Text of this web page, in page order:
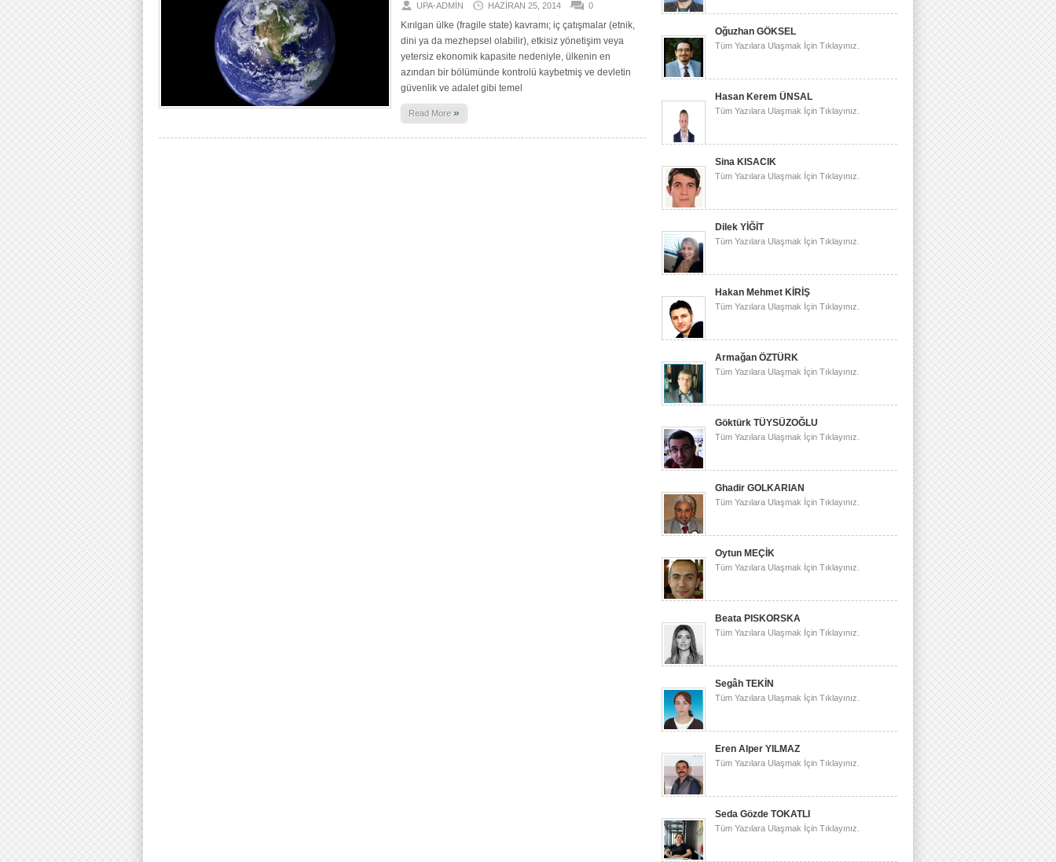
UPA-ADMIN HAZIRAN 25, 2014 0
Kırılgan ülke (fragile state) kavramı; iç çatışmalar (etnik,
dini ya da mezhepsel olabilir), etkisiz yönetişim veya
yetersiz ekonomik kapasite nedeniyle, ülkenin en
azından bir bölümünde kontrolü kaybetmiş ve devletin
güvenlik ve adalet gibi temel
Read More »
Oğuzhan GÖKSEL
Tüm Yazılara Ulaşmak İçin Tıklayınız.
Hasan Kerem ÜNSAL
Tüm Yazılara Ulaşmak İçin Tıklayınız.
Sina KISACIK
Tüm Yazılara Ulaşmak İçin Tıklayınız.
Dilek YİĞİT
Tüm Yazılara Ulaşmak İçin Tıklayınız.
Hakan Mehmet KİRİŞ
Tüm Yazılara Ulaşmak İçin Tıklayınız.
Armağan ÖZTÜRK
Tüm Yazılara Ulaşmak İçin Tıklayınız.
Göktürk TÜYSÜZOĞLU
Tüm Yazılara Ulaşmak İçin Tıklayınız.
Ghadir GOLKARIAN
Tüm Yazılara Ulaşmak İçin Tıklayınız.
Oytun MEÇİK
Tüm Yazılara Ulaşmak İçin Tıklayınız.
Beata PISKORSKA
Tüm Yazılara Ulaşmak İçin Tıklayınız.
Segâh TEKİN
Tüm Yazılara Ulaşmak İçin Tıklayınız.
Eren Alper YILMAZ
Tüm Yazılara Ulaşmak İçin Tıklayınız.
Seda Gözde TOKATLI
Tüm Yazılara Ulaşmak İçin Tıklayınız.